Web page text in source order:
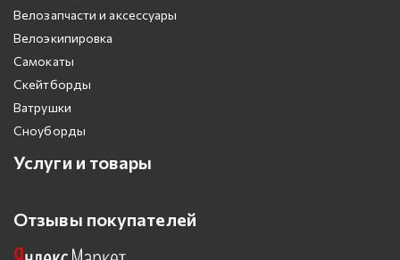
Велозапчасти и аксессуары
Велоэкипировка
Самокаты
Скейтборды
Ватрушки
Сноуборды
Услуги и товары
Отзывы покупателей